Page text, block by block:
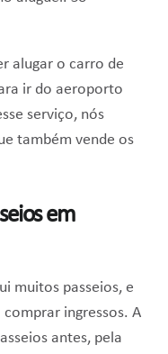
alugar o carro de
ir do aeroporto
serviço, nós
também vende os
em
muitos passeios, e
ingressos. A
antes, pela